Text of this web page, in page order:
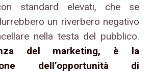
standard elevati, che se
un riverbero negativo
nella testa del pubblico.
del marketing, è la
dell’opportunità di